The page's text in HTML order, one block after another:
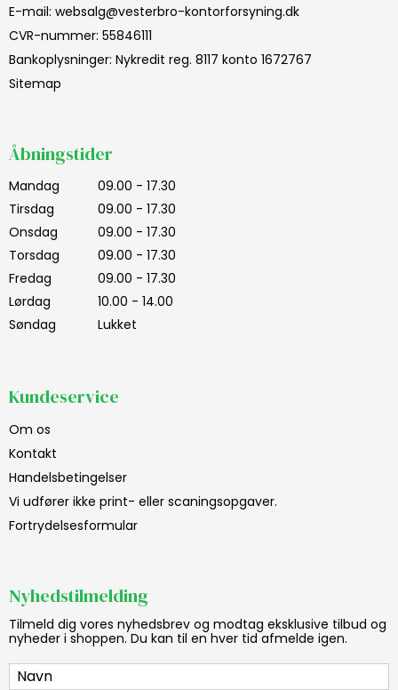
E-mail: websalg@vesterbro-kontorforsyning.dk
CVR-nummer: 55846111
Bankoplysninger: Nykredit reg. 8117 konto 1672767
Sitemap
Åbningstider
Mandag
09.00 - 17.30
Tirsdag
09.00 - 17.30
Onsdag
09.00 - 17.30
Torsdag
09.00 - 17.30
Fredag
09.00 - 17.30
Lørdag
10.00 - 14.00
Søndag
Lukket
Kundeservice
Om os
Kontakt
Handelsbetingelser
Vi udfører ikke print- eller scaningsopgaver.
Fortrydelsesformular
Nyhedstilmelding
Tilmeld dig vores nyhedsbrev og modtag eksklusive tilbud og
nyheder i shoppen. Du kan til en hver tid afmelde igen.